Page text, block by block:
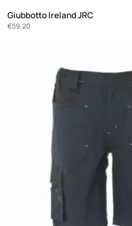
Giubbotto Ireland JRC
€59.20